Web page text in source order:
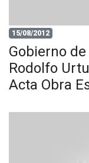
15/08/2012
Gobierno
Rodolfo
Acta Obra